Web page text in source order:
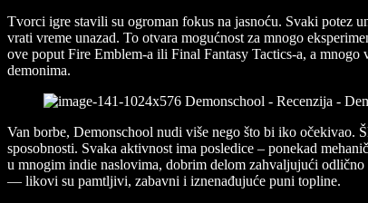
Tvorci igre stavili su ogroman fokus na jasnoću. Svaki potez
vrati vreme unazad. To otvara mogućnost za mnogo
ove poput Fire Emblem-a ili Final Fantasy Tactics-a, a
demonima.
Van borbe, Demonschool nudi više nego što bi iko očekivao.
sposobnosti. Svaka aktivnost ima posledice – ponekad
u mnogim indie naslovima, dobrim delom zahvaljujući
— likovi su pamtljivi, zabavni i iznenađujuće puni topline.